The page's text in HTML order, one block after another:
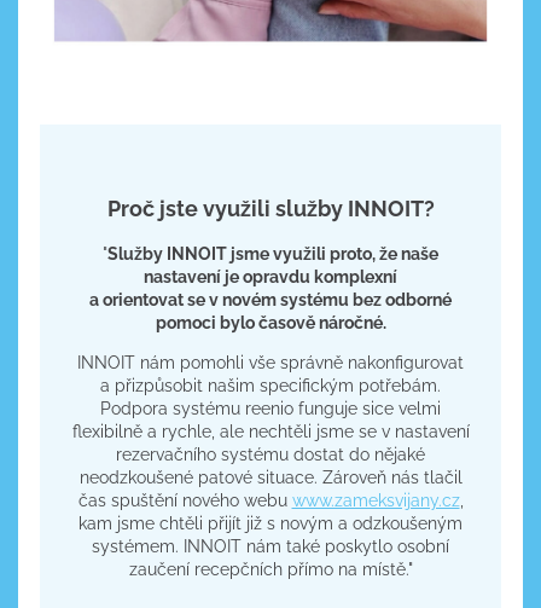
Proč jste využili služby INNOIT?
"Služby INNOIT jsme využili proto, že naše
nastavení je opravdu komplexní
a orientovat se v novém systému bez odborné
pomoci bylo časově náročné.
INNOIT nám pomohli vše správně nakonfigurovat
a přizpůsobit našim specifickým potřebám.
Podpora systému reenio funguje sice velmi
flexibilně a rychle, ale nechtěli jsme se v nastavení
rezervačního systému dostat do nějaké
neodzkoušené patové situace. Zároveň nás tlačil
čas spuštění nového webu www.zameksvijany.cz,
kam jsme chtěli přijít již s novým a odzkoušeným
systémem. INNOIT nám také poskytlo osobní
zaučení recepčních přímo na místě."